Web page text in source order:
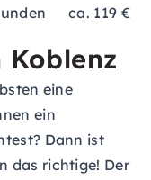
ca. 119 €
Koblenz
eine
ein
Dann ist
das richtige! Der